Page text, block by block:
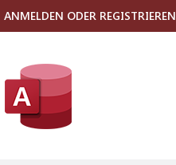
ANMELDEN ODER REGISTRIEREN